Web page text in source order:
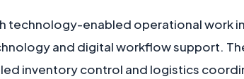
technology-enabled operational work
and digital workflow support.
inventory control and logistics